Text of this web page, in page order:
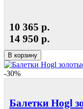
10 365 р.
14 950 р.
В корзину
-30%
Балетки Hogl